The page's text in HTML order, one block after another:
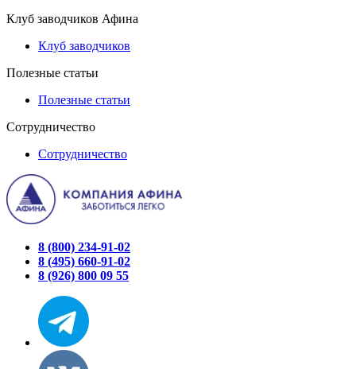
Клуб заводчиков Афина
Клуб заводчиков
Полезные статьи
Полезные статьи
Сотрудничество
Сотрудничество
8 (800) 234-91-02
8 (495) 660-91-02
8 (926) 800 09 55